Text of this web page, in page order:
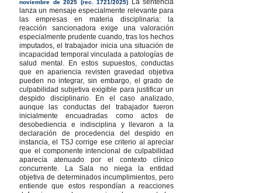
noviembre de 2025 (rec. 1721/2025)
lanza un mensaje especialmente relevante para
las empresas en materia disciplinaria: la
reacción sancionadora exige una valoración
especialmente prudente cuando, tras los hechos
imputados, el trabajador inicia una situación de
incapacidad temporal vinculada a patologías de
salud mental. En estos supuestos, conductas
que en apariencia revisten gravedad objetiva
pueden no integrar, sin embargo, el grado de
culpabilidad subjetiva exigible para justificar un
despido disciplinario. En el caso analizado,
aunque las conductas del trabajador fueron
inicialmente encuadradas como actos de
desobediencia e indisciplina y llevaron a la
declaración de procedencia del despido en
instancia, el TSJ corrige ese criterio al apreciar
que el componente intencional de culpabilidad
aparecía atenuado por el contexto clínico
concurrente. La Sala no niega la entidad
objetiva de determinados incumplimientos, pero
entiende que estos respondían a reacciones